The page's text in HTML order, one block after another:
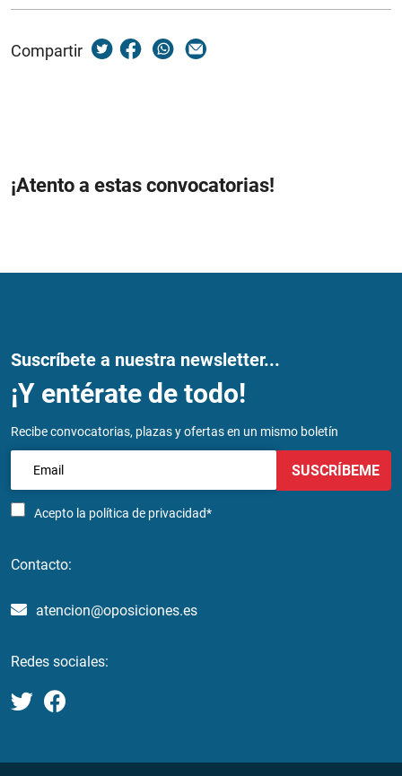
Compartir
¡Atento a estas convocatorias!
Suscríbete a nuestra newsletter...
¡Y entérate de todo!
Recibe convocatorias, plazas y ofertas en un mismo boletín
Acepto la política de privacidad*
SUSCRÍBEME
Contacto:
atencion@oposiciones.es
Redes sociales: